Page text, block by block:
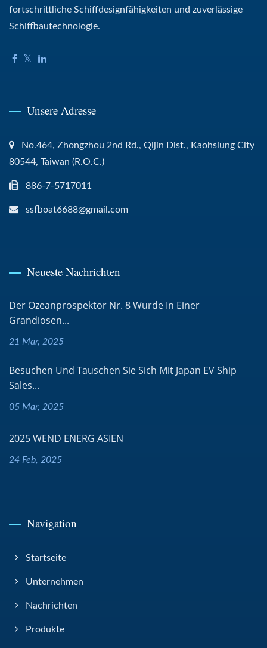
fortschrittliche Schiffdesignfähigkeiten und zuverlässige
Schiffbautechnologie.
Unsere Adresse
No.464, Zhongzhou 2nd Rd., Qijin Dist., Kaohsiung City
80544, Taiwan (R.O.C.)
886-7-5717011
ssfboat6688@gmail.com
Neueste Nachrichten
Der Ozeanprospektor Nr. 8 Wurde In Einer
Grandiosen...
21 Mar, 2025
Besuchen Und Tauschen Sie Sich Mit Japan EV Ship
Sales...
05 Mar, 2025
2025 WEND ENERG ASIEN
24 Feb, 2025
Navigation
Startseite
Unternehmen
Nachrichten
Produkte